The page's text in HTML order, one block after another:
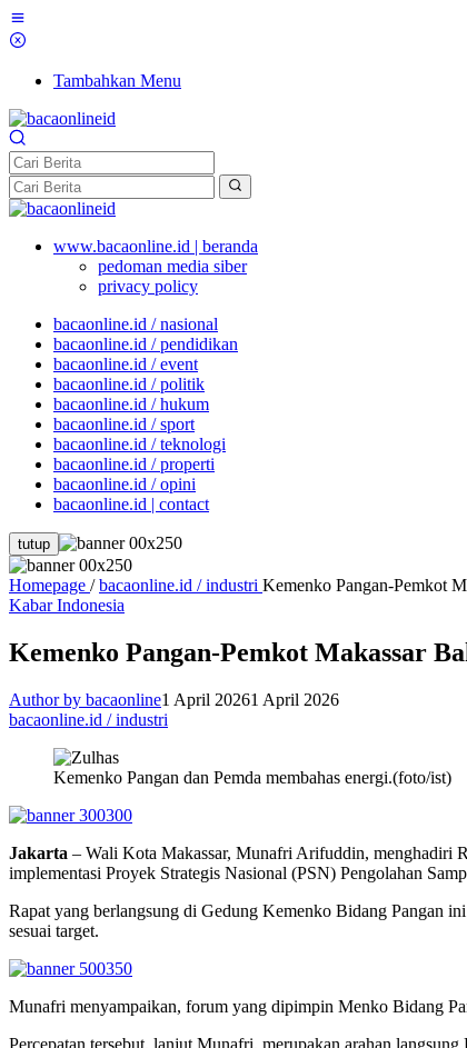
Tambahkan Menu
www.bacaonline.id | beranda
pedoman media siber
privacy policy
bacaonline.id / nasional
bacaonline.id / pendidikan
bacaonline.id / event
bacaonline.id / politik
bacaonline.id / hukum
bacaonline.id / sport
bacaonline.id / teknologi
bacaonline.id / properti
bacaonline.id / opini
bacaonline.id | contact
tutup
Homepage / bacaonline.id / industri Kemenko Pangan-Pemkot
Kabar Indonesia
Kemenko Pangan-Pemkot Makassar
Author by bacaonline1 April 20261 April 2026
bacaonline.id / industri
Kemenko Pangan dan Pemda membahas energi.(foto/ist)
Jakarta – Wali Kota Makassar, Munafri Arifuddin, menghadiri
implementasi Proyek Strategis Nasional (PSN) Pengolahan
Rapat yang berlangsung di Gedung Kemenko Bidang Pangan
sesuai target.
Munafri menyampaikan, forum yang dipimpin Menko Bidang